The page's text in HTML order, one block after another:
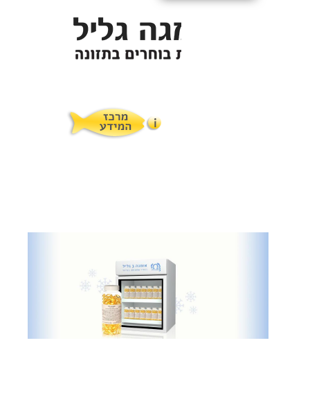
פרוטוקול אומגה
מרכז המטפלים
מרכז המידע
צור קשר